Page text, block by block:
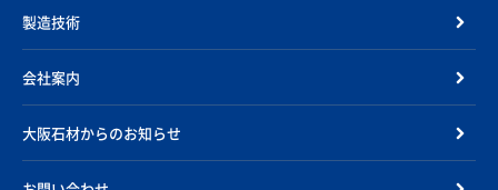
製造技術
会社案内
大阪石材からのお知らせ